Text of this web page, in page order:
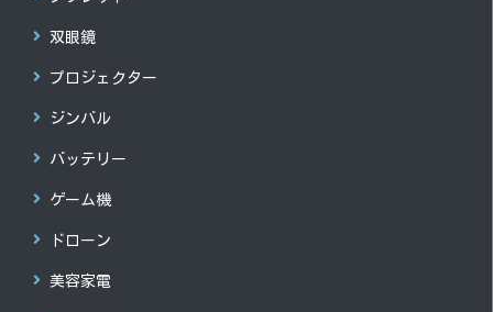
双眼鏡
プロジェクター
ジンバル
バッテリー
ゲーム機
ドローン
美容家電